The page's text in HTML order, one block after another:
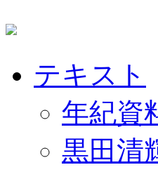
テキスト
年紀資
黒田清